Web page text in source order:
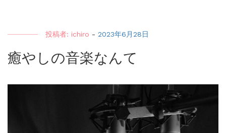
投稿者: ichiro - 2023年6月28日
癒やしの音楽なんて